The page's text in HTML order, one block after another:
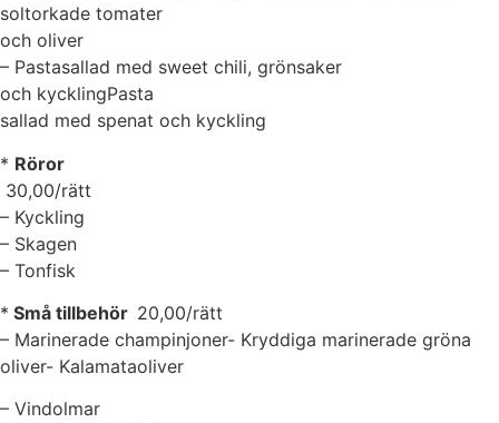
soltorkade tomater
och oliver
– Pastasallad med sweet chili, grönsaker
och kycklingPasta
sallad med spenat och kyckling
* Röror
30,00/rätt
– Kyckling
– Skagen
– Tonfisk
* Små tillbehör 20,00/rätt
– Marinerade champinjoner- Kryddiga marinerade gröna
oliver- Kalamataoliver
– Vindolmar